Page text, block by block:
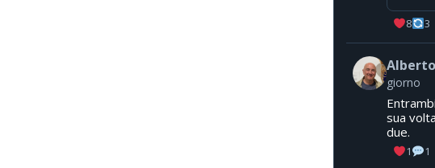
8 3
giorno
sua
due.
1 1